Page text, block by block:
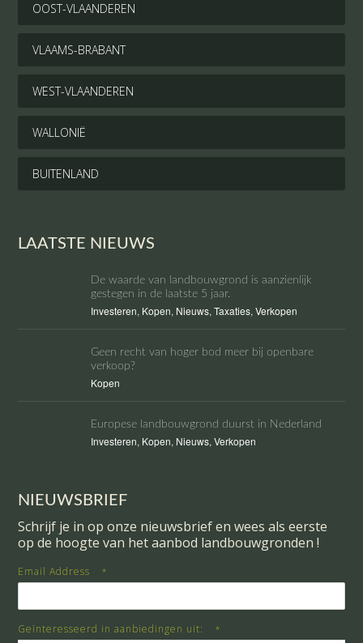
OOST-VLAANDEREN
VLAAMS-BRABANT
WEST-VLAANDEREN
WALLONIË
BUITENLAND
LAATSTE NIEUWS
De waarde van landbouwgrond is aanzienlijk
gestegen in de laatste 5 jaar.
Investeren, Kopen, Nieuws,Taxaties,Verkopen
Geen recht van hoger bod meer bij openbare
verkoop?
Kopen
Europese landbouwgrond duurst in Nederland
Investeren, Kopen, Nieuws,Verkopen
NIEUWSBRIEF
Schrijf je in op onze nieuwsbrief en wees als eerste
op de hoogte van het aanbod landbouwgronden !
Email Address *
Geïnteresseerd in aanbiedingen uit: *